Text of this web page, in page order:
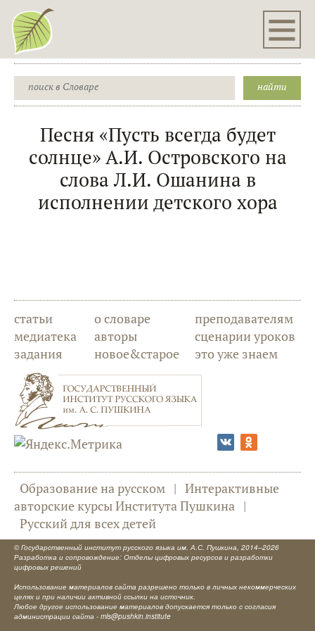
Песня «Пусть всегда будет
солнце» А.И. Островского на
слова Л.И. Ошанина в
исполнении детского хора
статьи
медиатека
задания
о словаре
авторы
новое&старое
преподавателям
сценарии уроков
это уже знаем
Образование на русском | Интерактивные
авторские курсы Института Пушкина |
Русский для всех детей
© Государственный институт русского языка им. А.С. Пушкина, 2014–2026
Разработка и сопровождение: Отделы цифровых ресурсов и разработки
цифровых решений
Использование материалов сайта разрешено только в личных некоммерческих
целях и при наличии активной ссылки на источник.
Любое другое использование материалов допускается только с согласия
администрации сайта - mls@pushkin.institute